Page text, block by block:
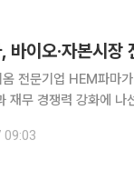
바이오·자본시장
옴 전문기업 HEM파마
재무 경쟁력 강화에